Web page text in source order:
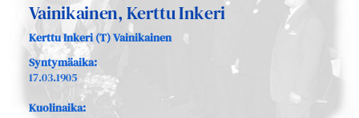
Vainikainen, Kerttu Inkeri
Kerttu Inkeri (T) Vainikainen
Syntymäaika:
17.03.1905
Kuolinaika: